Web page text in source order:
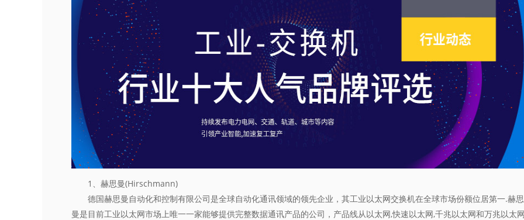
1、赫思曼(Hirschmann)
德国赫思曼自动化和控制有限公司是全球自动化通讯领域的领先企业，其工业以太网交换机在全球市场份额位居第一.赫思
曼是目前工业以太网市场上唯一一家能够提供完整数据通讯产品的公司，产品线从以太网,快速以太网,千兆以太网和万兆以太